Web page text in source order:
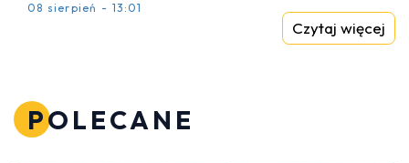
08 sierpień - 13:01
Czytaj więcej
POLECANE